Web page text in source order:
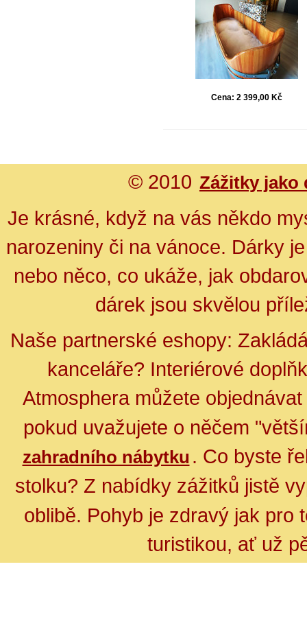
Cena: 2 399,00 Kč
© 2010 Zážitky jako
Je krásné, když na vás někdo
narozeniny či na vánoce. Dárky
nebo něco, co ukáže, jak
dárek jsou skvělou
Naše partnerské eshopy:
kanceláře? Interiérové
Atmosphera můžete objednávat
pokud uvažujete o něčem
zahradního nábytku . Co byste
stolku? Z nabídky zážitků jistě
oblibě. Pohyb je zdravý jak pro
turistikou, ať už